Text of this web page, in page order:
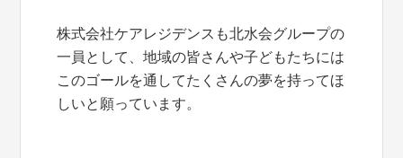
株式会社ケアレジデンスも北水会グループの
一員として、地域の皆さんや子どもたちには
このゴールを通してたくさんの夢を持ってほ
しいと願っています。